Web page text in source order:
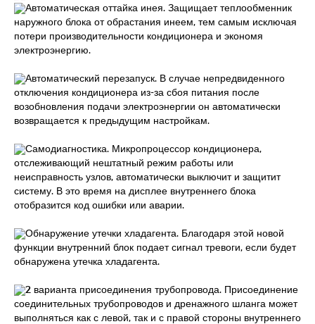
Автоматическая оттайка инея. Защищает теплообменник
наружного блока от обрастания инеем, тем самым исключая
потери производительности кондиционера и экономя
электроэнергию.
Автоматический перезапуск. В случае непредвиденного
отключения кондиционера из-за сбоя питания после
возобновления подачи электроэнергии он автоматически
возвращается к предыдущим настройкам.
Самодиагностика. Микропроцессор кондиционера,
отслеживающий нештатный режим работы или
неисправность узлов, автоматически выключит и защитит
систему. В это время на дисплее внутреннего блока
отобразится код ошибки или аварии.
Обнаружение утечки хладагента. Благодаря этой новой
функции внутренний блок подает сигнал тревоги, если будет
обнаружена утечка хладагента.
2 варианта присоединения трубопровода. Присоединение
соединительных трубопроводов и дренажного шланга может
выполняться как с левой, так и с правой стороны внутреннего